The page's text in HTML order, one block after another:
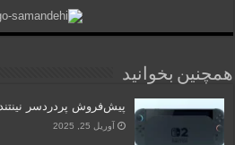
همچنین بخوانید
پیش‌فروش پردردسر نینتندو
آوریل 25, 2025